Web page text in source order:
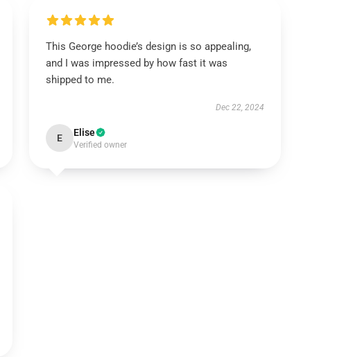
This George hoodie’s design is so appealing,
and I was impressed by how fast it was
shipped to me.
Dec 22, 2024
E Elise
Verified owner